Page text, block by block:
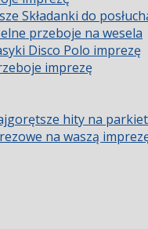
Składanki do
przeboje na wesela
Disco Polo imprezę
imprezę
hity na parkiet
na waszą